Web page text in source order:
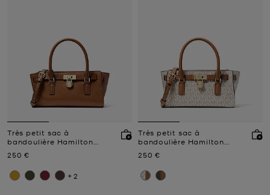
Très petit sac à
bandoulière Hamilton
Prix actuel
250 €
+2
Très petit sac à
bandoulière Hamilton
Signature
Prix actuel
250 €